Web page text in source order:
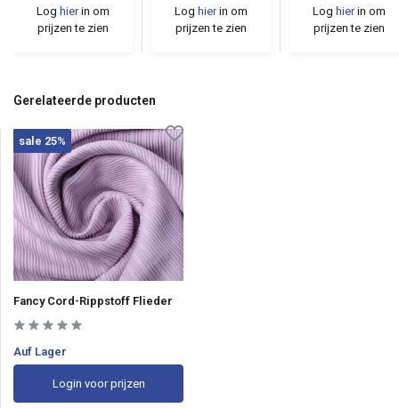
Log hierin om
prijzen te zien
Log hierin om
prijzen te zien
Log hierin om
prijzen te zien
Gerelateerde producten
sale 25%
Fancy Cord-Rippstoff Flieder
Auf Lager
Login voor prijzen